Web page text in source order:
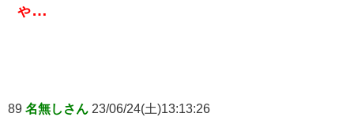
ゃ…
89 名無しさん 23/06/24(土)13:13:26